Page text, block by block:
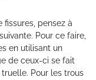
fissures, pensez à
Pour ce faire,
en utilisant un
de ceux-ci se fait
Pour les trous